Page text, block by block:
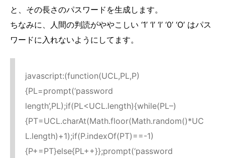
と、その長さのパスワードを生成します。
ちなみに、人間の判読がややこしい ‘1’ ‘I’ ‘l’ ‘0’ ‘O’ はパス
ワードに入れないようにしてます。
javascript:(function(UCL,PL,P)
{PL=prompt(‘password
length’,PL);if(PL<UCL.length){while(PL–)
{PT=UCL.charAt(Math.floor(Math.random()*UC
L.length)+1);if(P.indexOf(PT)==-1)
{P+=PT}else{PL++}};prompt(‘password